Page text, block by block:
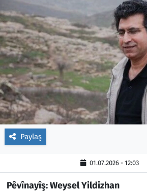
Paylaş
01.07.2026 - 12:03
Pêvînayîş: Weysel Yildizhan
Sîyaset
Rojane
Têkilî
Tüm Manşetler
Son Dakika Haberleri
Haber Arşivi